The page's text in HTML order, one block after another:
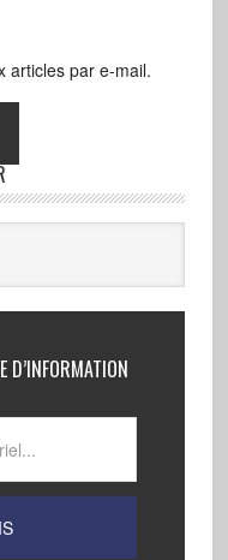
articles par e-mail.
D’INFORMATION